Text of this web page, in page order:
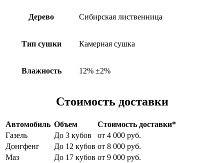
Дерево Сибирская лиственница
Тип сушки Камерная сушка
Влажность 12% ±2%
Стоимость доставки
Автомобиль Объем
Стоимость доставки*
Газель
До 3 кубов
от 4 000 руб.
Донгфенг
До 12 кубов от 8 000 руб.
Маз
До 17 кубов от 9 000 руб.